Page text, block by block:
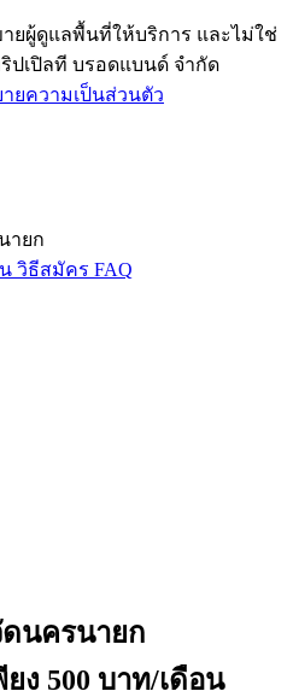
ยผู้ดูแลพื้นที่ให้บริการ และไม่ใช่
ปเปิลที บรอดแบนด์ จำกัด
ยความเป็นส่วนตัว
ายก
วิธีสมัคร FAQ
ดนครนายก
ง 500 บาท/เดือน